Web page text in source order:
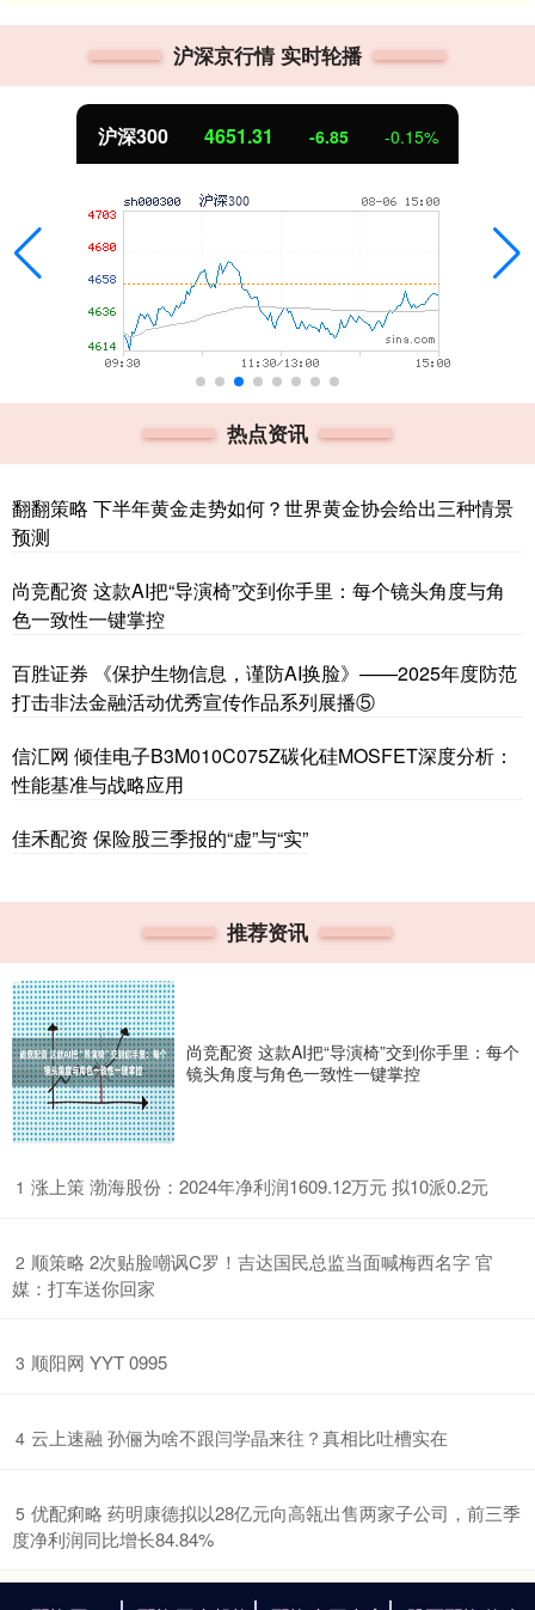
沪深京行情 实时轮播
北证50 1122.88 3.42 0.30%
热点资讯
翻翻策略 下半年黄金走势如何？世界黄金协会给出三种情景
预测
尚竞配资 这款AI把“导演椅”交到你手里：每个镜头角度与角
色一致性一键掌控
百胜证券 《保护生物信息，谨防AI换脸》——2025年度防范
打击非法金融活动优秀宣传作品系列展播⑤
信汇网 倾佳电子B3M010C075Z碳化硅MOSFET深度分析：
性能基准与战略应用
佳禾配资 保险股三季报的“虚”与“实”
推荐资讯
尚竞配资 这款AI把“导演椅”交到你手里：每个
镜头角度与角色一致性一键掌控
1 ​涨上策 渤海股份：2024年净利润1609.12万元 拟10派0.2元
2 ​顺策略 2次贴脸嘲讽C罗！吉达国民总监当面喊梅西名字 官
媒：打车送你回家
3 ​顺阳网 YYT 0995
4 ​云上速融 孙俪为啥不跟闫学晶来往？真相比吐槽实在
5 ​优配痢略 药明康德拟以28亿元向高瓴出售两家子公司，前三季
度净利润同比增长84.84%